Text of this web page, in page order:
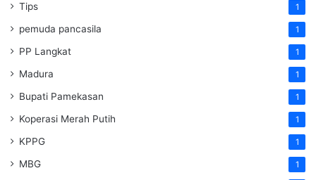
Tips 1
pemuda pancasila 1
PP Langkat 1
Madura 1
Bupati Pamekasan 1
Koperasi Merah Putih 1
KPPG 1
MBG 1